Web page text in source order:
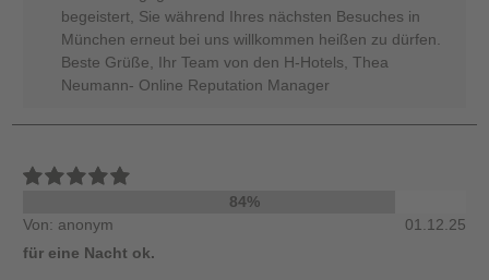
begeistert, Sie während Ihres nächsten Besuches in
München erneut bei uns willkommen heißen zu dürfen.
Beste Grüße, Ihr Team von den H-Hotels, Thea
Neumann- Online Reputation Manager
84%
Von: anonym
01.12.25
für eine Nacht ok.